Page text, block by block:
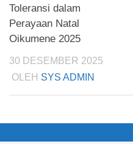
Toleransi dalam
Perayaan Natal
Oikumene 2025
30 DESEMBER 2025
OLEH SYS ADMIN